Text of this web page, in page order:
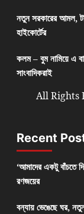
নতুন সরকারের আমল,
হাইকোর্টের
কলম – বুম নামিয়ে এ
সাংবাদিকরাই
All Rights
Recent
‘আমাদের একটু বাঁচতে
রণজয়ের
বন্যায় ভেঙেছে ঘর,